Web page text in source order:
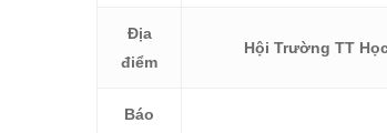
Địa
điểm
Hội Trường TT
Báo